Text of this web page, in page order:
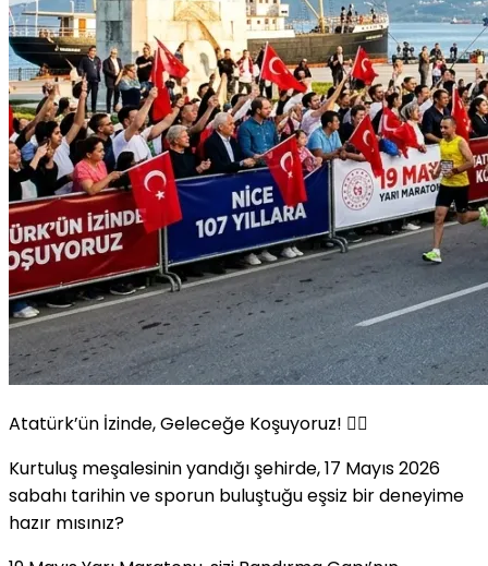
Atatürk’ün İzinde, Geleceğe Koşuyoruz! 🏃‍♂️
Kurtuluş meşalesinin yandığı şehirde, 17 Mayıs 2026
sabahı tarihin ve sporun buluştuğu eşsiz bir deneyime
hazır mısınız?